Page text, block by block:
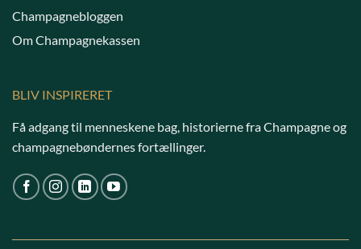
Champagnebloggen
Om Champagnekassen
BLIV INSPIRERET
Få adgang til menneskene bag, historierne fra Champagne og
champagnebøndernes fortællinger.